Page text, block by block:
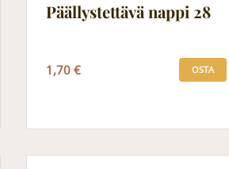
Päällystettävä nappi 28
1,70 € OSTA